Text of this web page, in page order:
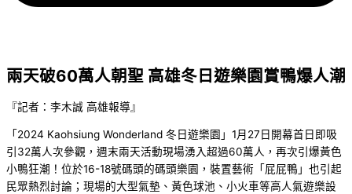
兩天破60萬人朝聖 高雄冬日遊樂園賞鴨爆人潮
『記者：李木誠 高雄報導』
「2024 Kaohsiung Wonderland 冬日遊樂園」1月27日開幕首日即吸
引32萬人次參觀，週末兩天活動現場湧入超過60萬人，再次引爆黃色
小鴨狂潮！位於16-18號碼頭的碼頭樂園，裝置藝術「屁屁鴨」也引起
民眾熱烈討論；現場的大型氣墊、黃色球池、小火車等高人氣遊樂設